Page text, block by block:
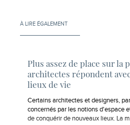
À LIRE ÉGALEMENT
Plus assez de place sur la
architectes répondent
lieux de vie
Certains architectes et designers,
concernés par les notions d'espace
de conquérir de nouveaux lieux. La